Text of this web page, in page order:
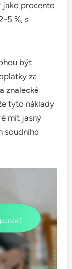
jako procento
5 %, s
být
za
znalecké
tyto náklady
mít jasný
soudního